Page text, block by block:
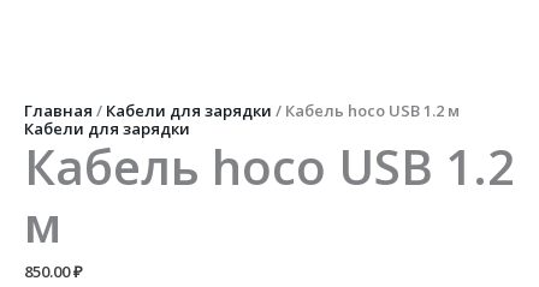
Главная / Кабели для зарядки / Кабель hoco USB 1.2 м
Кабели для зарядки
Кабель hoco USB 1.2
м
850.00₽
Кабель
hoco
USB
1.2